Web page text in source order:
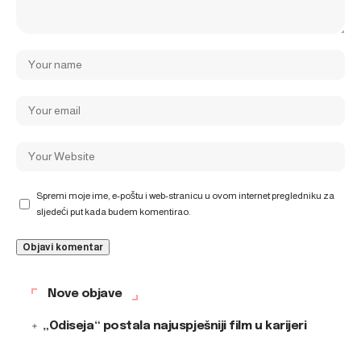
Spremi moje ime, e-poštu i web-stranicu u ovom internet pregledniku za
sljedeći put kada budem komentirao.
Nove objave
„Odiseja“ postala najuspješniji film u karijeri